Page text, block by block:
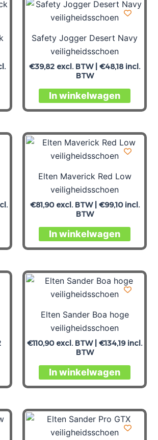
Safety Jogger Desert Navy
veiligheidsschoen
€39,82 excl. BTW | €48,18incl.
BTW
In winkelwagen
Elten Maverick Red Low
veiligheidsschoen
€81,90excl. BTW | €99,10incl.
BTW
In winkelwagen
Elten Sander Boa hoge
veiligheidsschoen
€110,90excl. BTW | €134,19incl.
BTW
In winkelwagen